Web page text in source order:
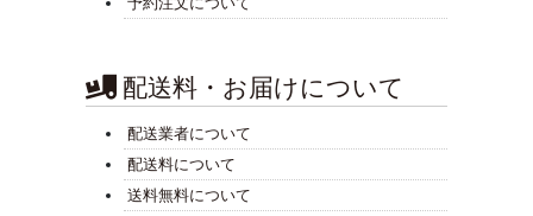
配送料・お届けについて
配送業者について
配送料について
送料無料について